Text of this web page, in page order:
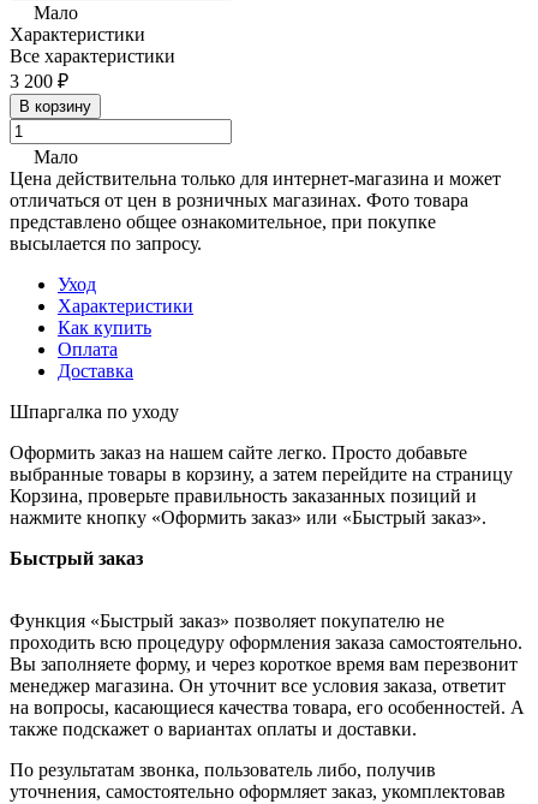
Мало
Характеристики
Все характеристики
3 200 ₽
В корзину
Мало
Цена действительна только для интернет-магазина и может
отличаться от цен в розничных магазинах. Фото товара
представлено общее ознакомительное, при покупке
высылается по запросу.
Уход
Характеристики
Как купить
Оплата
Доставка
Шпаргалка по уходу
Оформить заказ на нашем сайте легко. Просто добавьте
выбранные товары в корзину, а затем перейдите на страницу
Корзина, проверьте правильность заказанных позиций и
нажмите кнопку «Оформить заказ» или «Быстрый заказ».
Быстрый заказ
Функция «Быстрый заказ» позволяет покупателю не
проходить всю процедуру оформления заказа самостоятельно.
Вы заполняете форму, и через короткое время вам перезвонит
менеджер магазина. Он уточнит все условия заказа, ответит
на вопросы, касающиеся качества товара, его особенностей. А
также подскажет о вариантах оплаты и доставки.
По результатам звонка, пользователь либо, получив
уточнения, самостоятельно оформляет заказ, укомплектовав